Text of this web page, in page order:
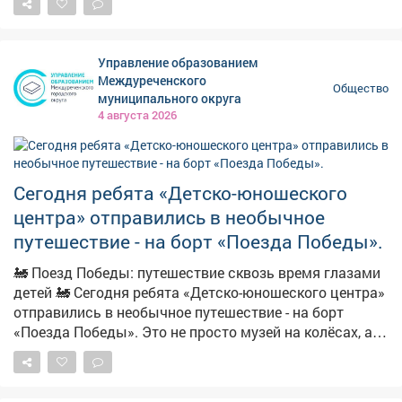
Каждый призёр получит миллион рублей на
КемГУ создаёт функциональные напитки для людей с
сахарным диабетом и преддиабетом. В основе
продукта – экстракт побегов черники, повышающий
ягодные наполнители. Такой напиток обладает
привычно сладким вкусом и при этом не вреден.
Полезен будет не только диабетикам, но и
спортсменам и приверженцам ЗОЖ.
Управление образованием
Междуреченского
муниципального округа
4 августа 2026
Общество
Сегодня ребята «Детско-юношеского
центра» отправились в необычное
путешествие - на борт «Поезда Победы».
🚂 Поезд Победы: путешествие сквозь время глазами
детей 🚂 Сегодня ребята «Детско-юношеского центра»
отправились в необычное путешествие - на борт
«Поезда Победы». Это не просто музей на колёсах, а
настоящая машина времени, которая переносит в
суровые и героические годы Великой Отечественной